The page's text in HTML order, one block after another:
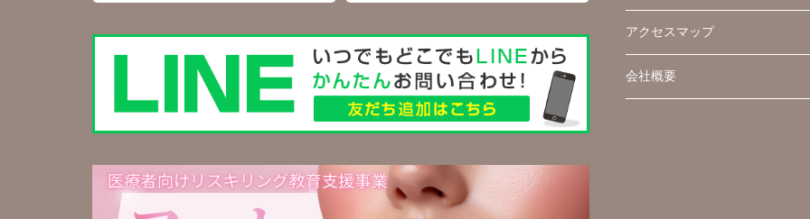
アクセスマップ
会社概要